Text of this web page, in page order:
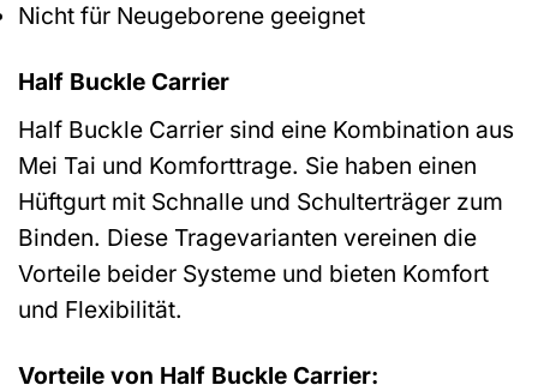
Nicht für Neugeborene geeignet
Half Buckle Carrier
Half Buckle Carrier sind eine Kombination aus
Mei Tai und Komforttrage. Sie haben einen
Hüftgurt mit Schnalle und Schulterträger zum
Binden. Diese Tragevarianten vereinen die
Vorteile beider Systeme und bieten Komfort
und Flexibilität.
Vorteile von Half Buckle Carrier: